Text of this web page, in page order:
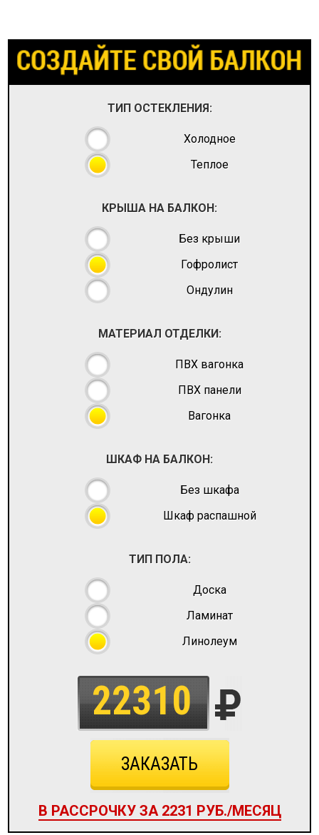
ТИП ОСТЕКЛЕНИЯ:
Холодное
Теплое
КРЫША НА БАЛКОН:
Без крыши
Гофролист
Ондулин
МАТЕРИАЛ ОТДЕЛКИ:
ПВХ вагонка
ПВХ панели
Вагонка
ШКАФ НА БАЛКОН:
Без шкафа
Шкаф распашной
ТИП ПОЛА:
Доска
Ламинат
Линолеум
22310
ЗАКАЗАТЬ
В РАССРОЧКУ ЗА 2231 РУБ./МЕСЯЦ